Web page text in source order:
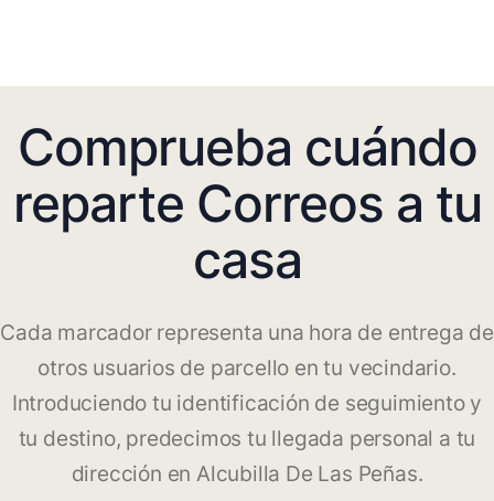
Comprueba cuándo
reparte Correos a tu
casa
Cada marcador representa una hora de entrega de
otros usuarios de parcello en tu vecindario.
Introduciendo tu identificación de seguimiento y
tu destino, predecimos tu llegada personal a tu
dirección en Alcubilla De Las Peñas.